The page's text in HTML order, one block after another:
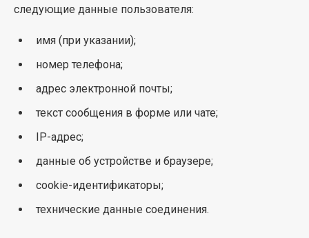
следующие данные пользователя:
имя (при указании);
номер телефона;
адрес электронной почты;
текст сообщения в форме или чате;
IP-адрес;
данные об устройстве и браузере;
cookie-идентификаторы;
технические данные соединения.